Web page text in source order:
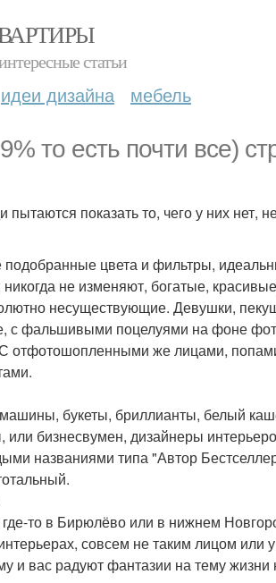
статьи
идеи дизайна мебель
то есть почти все)
показать то, чего у них нет,
цвета и фильтры,
не изменяют, богатые,
несуществующие. Девушки,
с фальшивыми поцелуями на фоне
отфотошопленными же лицами,
букеты, бриллианты, белый
бизнесвумен, дизайнеры
названиями типа "Автор
то в Бирюлёво или в нижнем
совсем не таким лицом или
вас радуют фантазии на тему жизни